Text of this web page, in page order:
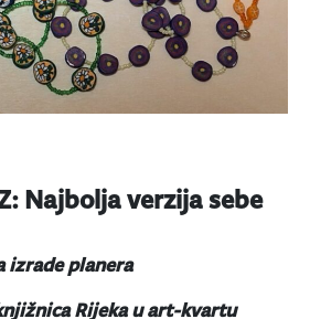
Najbolja verzija sebe
izrade planera
Rijeka u art-kvartu